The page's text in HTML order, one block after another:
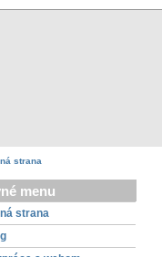
strana
menu
strana